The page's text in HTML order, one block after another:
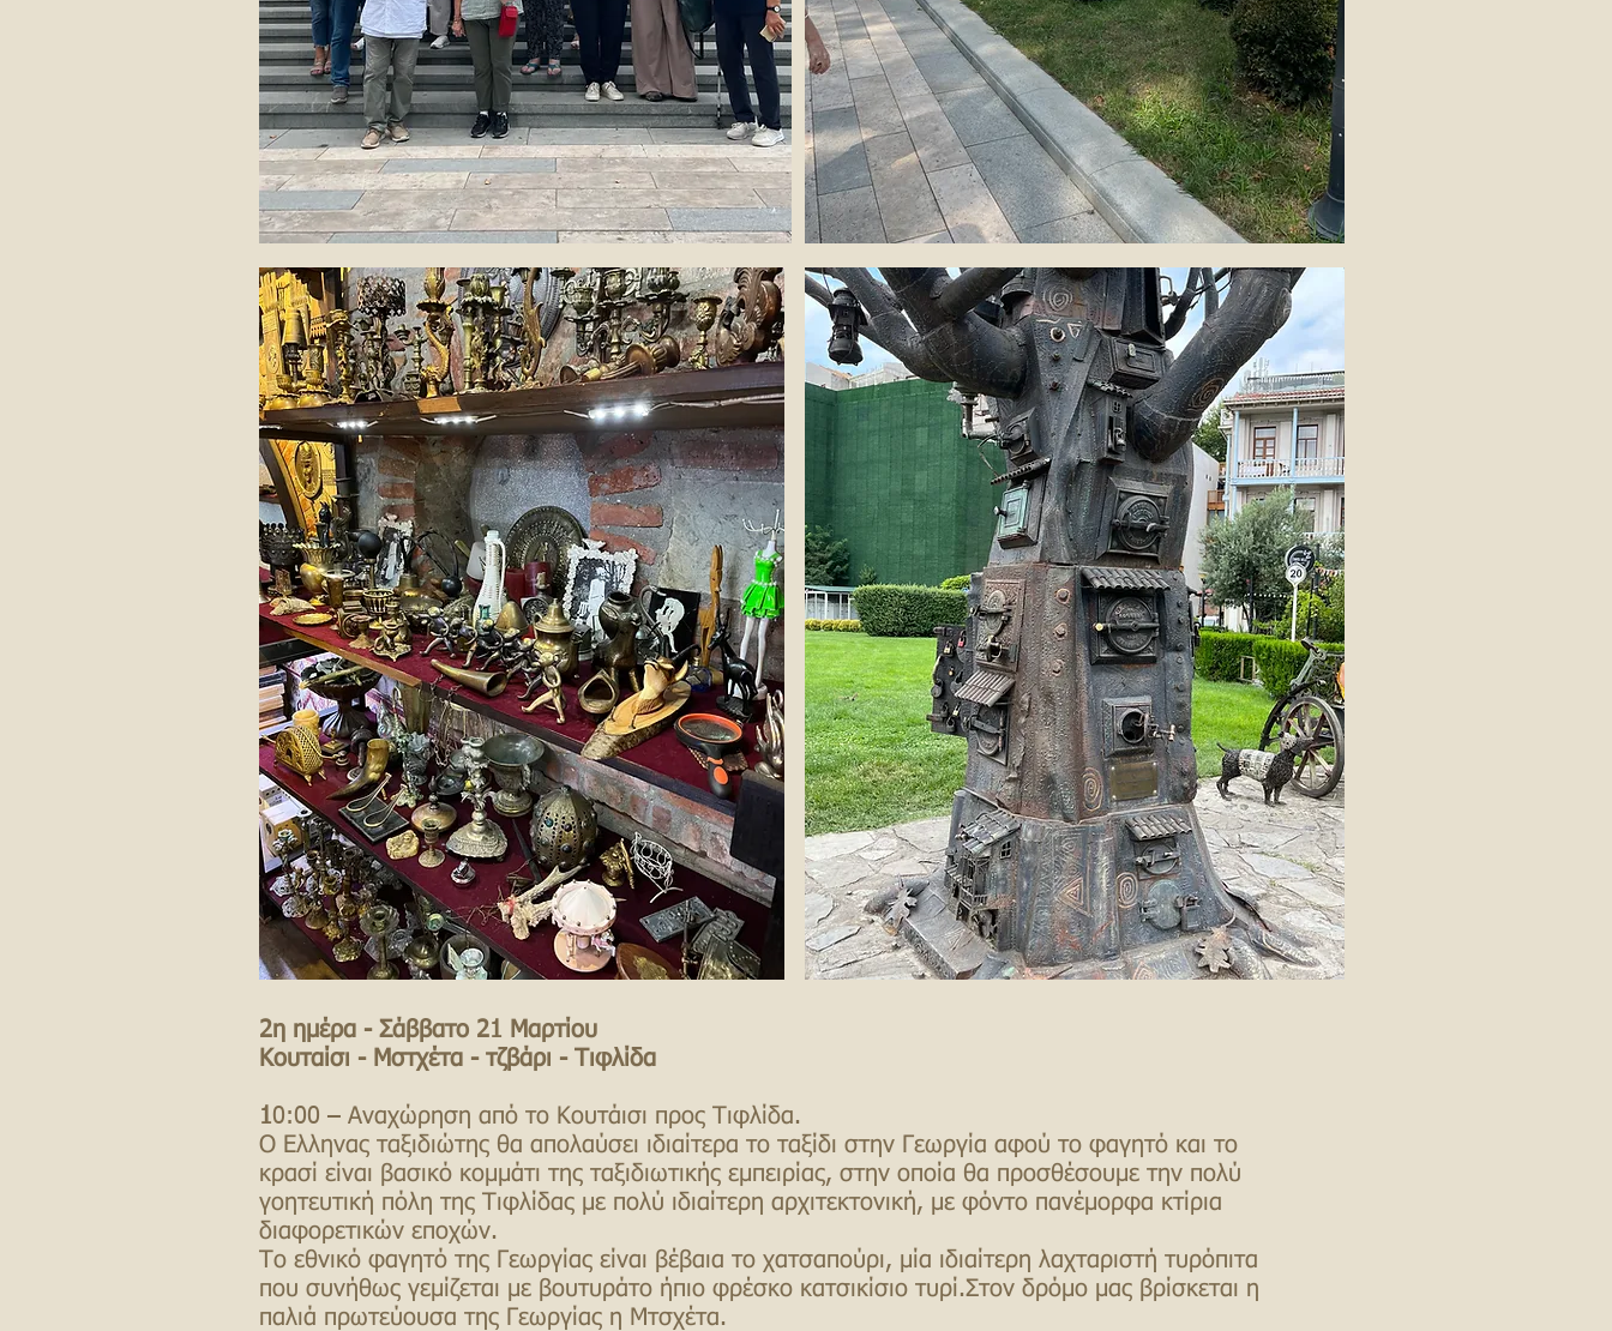
2η ημέρα - Σάββατο 21 Μαρτίου
Κουταίσι - Μστχέτα - τζβάρι - Τιφλίδα​
10:00 – Αναχώρηση από το Κουτάισι προς Τιφλίδα.
Ο Ελληνας ταξιδιώτης θα απολαύσει ιδιαίτερα το ταξίδι στην Γεωργία αφού το φαγητό και το
κρασί είναι βασικό κομμάτι της ταξιδιωτικής εμπειρίας, στην οποία θα προσθέσουμε την πολύ
γοητευτική πόλη της Τιφλίδας με πολύ ιδιαίτερη αρχιτεκτονική, με φόντο πανέμορφα κτίρια
διαφορετικών εποχών.
ο εθνικό φαγητό της Γεωργίας είναι βέβαια το χατσαπούρι, μία ιδιαίτερη λαχταριστή τυρόπιτα
που συνήθως γεμίζεται με βουτυράτο ήπιο φρέσκο κατσικίσιο τυρί.Στον δρόμο μας βρίσκεται η
παλιά πρωτεύουσα της Γεωργίας η Μτσχέτα.